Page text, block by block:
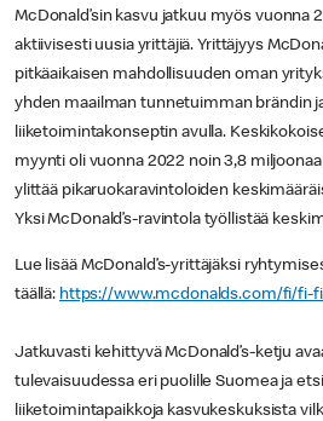
McDonald’sin kasvu jatkuu myös vuonna
aktiivisesti uusia yrittäjiä. Yrittäjyys
pitkäaikaisen mahdollisuuden oman
yhden maailman tunnetuimman brändin
liiketoimintakonseptin avulla.
myynti oli vuonna 2022 noin 3,8
ylittää pikaruokaravintoloiden
Yksi McDonald’s-ravintola työllistää
Lue lisää McDonald’s-yrittäjäksi
täällä: https://www.mcdonalds.com/fi/fi-
Jatkuvasti kehittyvä McDonald’s-ketju
tulevaisuudessa eri puolille Suomea ja
liiketoimintapaikkoja kasvukeskuksista